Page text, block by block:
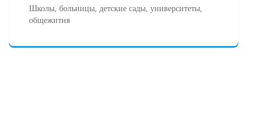
Школы, больницы, детские сады, университеты,
общежития